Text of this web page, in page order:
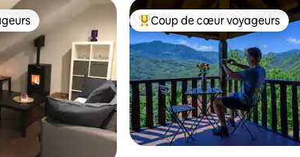
Coups de cœur voyageurs les
Coup de cœur voyageurs